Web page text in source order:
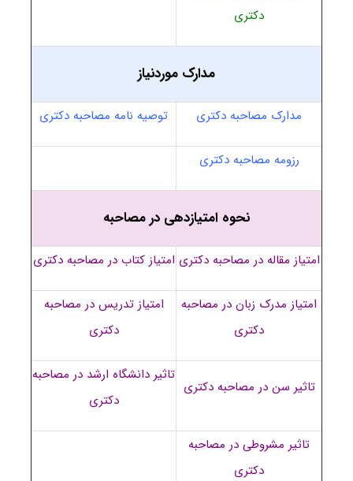
دکتری
مدارک موردنیاز
مدارک مصاحبه دکتری توصیه نامه مصاحبه دکتری
رزومه مصاحبه دکتری
نحوه امتیازدهی در مصاحبه
امتیاز مقاله در مصاحبه دکتری امتیاز کتاب در مصاحبه دکتری
امتیاز مدرک زبان در مصاحبه
دکتری
امتیاز تدریس در مصاحبه
دکتری
تاثیر سن در مصاحبه دکتری
تاثیر دانشگاه ارشد در مصاحبه
دکتری
تاثیر مشروطی در مصاحبه
دکتری